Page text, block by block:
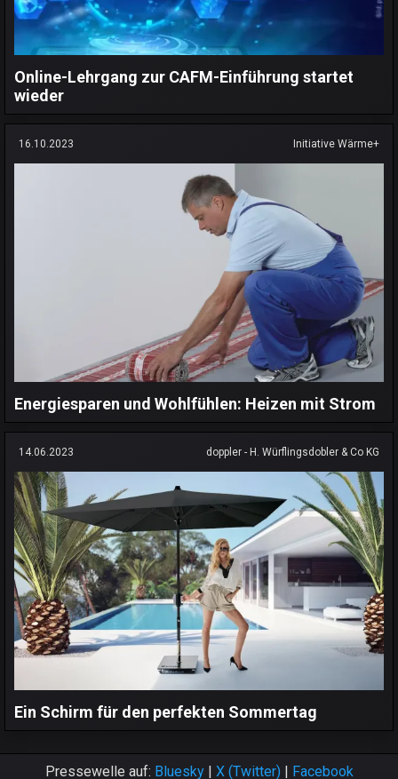
Online-Lehrgang zur CAFM-Einführung startet
wieder
16.10.2023 Initiative Wärme+
Energiesparen und Wohlfühlen: Heizen mit Strom
14.06.2023 doppler - H. Würflingsdobler & Co KG
Ein Schirm für den perfekten Sommertag
Pressewelle auf: Bluesky| X (Twitter)| Facebook